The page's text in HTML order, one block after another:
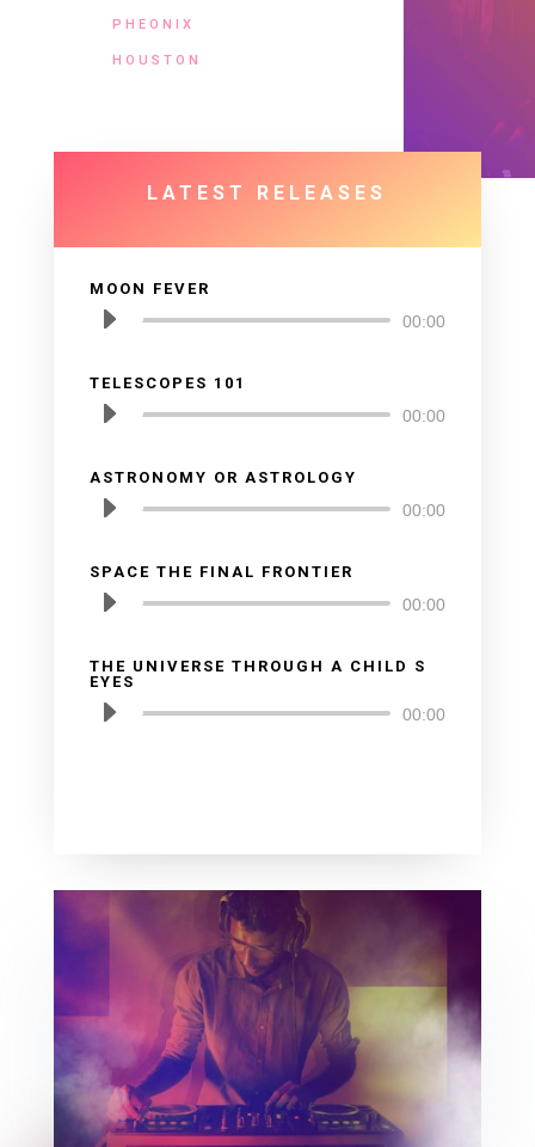
PHEONIX
HOUSTON
LATEST RELEASES
MOON FEVER
Audio
00:00
TELESCOPES 101
Audio
00:00
ASTRONOMY OR ASTROLOGY
Audio
00:00
SPACE THE FINAL FRONTIER
Audio
00:00
THE UNIVERSE THROUGH A CHILD S
EYES
Audio
00:00